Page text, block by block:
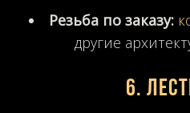
Резьба по заказу:
другие
6.